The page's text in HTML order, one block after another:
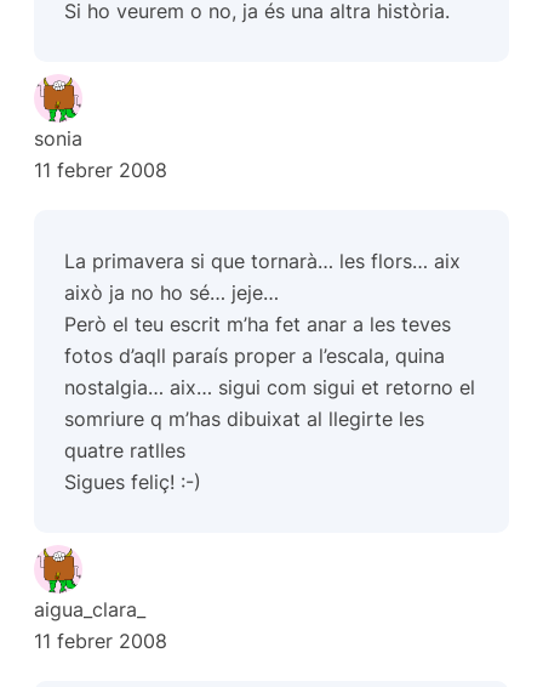
Si ho veurem o no, ja és una altra història.
sonia
11 febrer 2008
La primavera si que tornarà… les flors… aix
això ja no ho sé… jeje…
Però el teu escrit m’ha fet anar a les teves
fotos d’aqll paraís proper a l’escala, quina
nostalgia… aix… sigui com sigui et retorno el
somriure q m’has dibuixat al llegirte les
quatre ratlles
Sigues feliç! :-)
aigua_clara_
11 febrer 2008